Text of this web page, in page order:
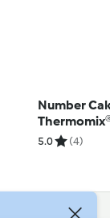
Number
5.0 (4)